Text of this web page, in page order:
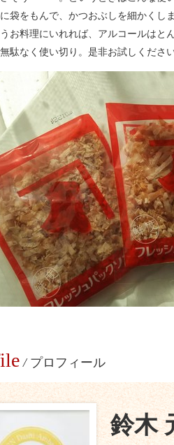
袋をもんで、かつおぶしを細かく
お料理にいれれば、アルコールはと
駄なく使い切り。是非お試しくださ
/ プロフィール
鈴木